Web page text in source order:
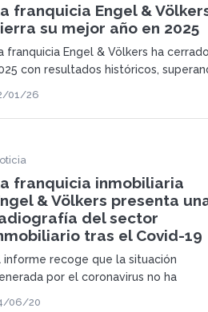
franquicia Engel &
su mejor año en 2025
franquicia Engel & Völkers ha cerrado
con resultados históricos,
premium.
01/26
franquicia inmobiliaria
& Völkers presenta
del sector
tras el Covid-19
informe recoge que la situación
por el coronavirus no ha
06/20